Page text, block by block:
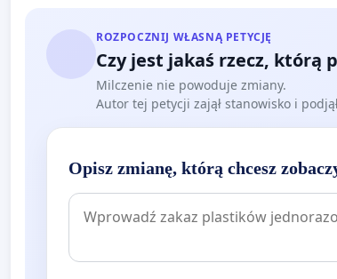
ROZPOCZNIJ WŁASNĄ PETYCJĘ
Czy jest jakaś rzecz, którą
Milczenie nie powoduje zmiany.
Autor tej petycji zajął stanowisko i
Opisz zmianę, którą chcesz